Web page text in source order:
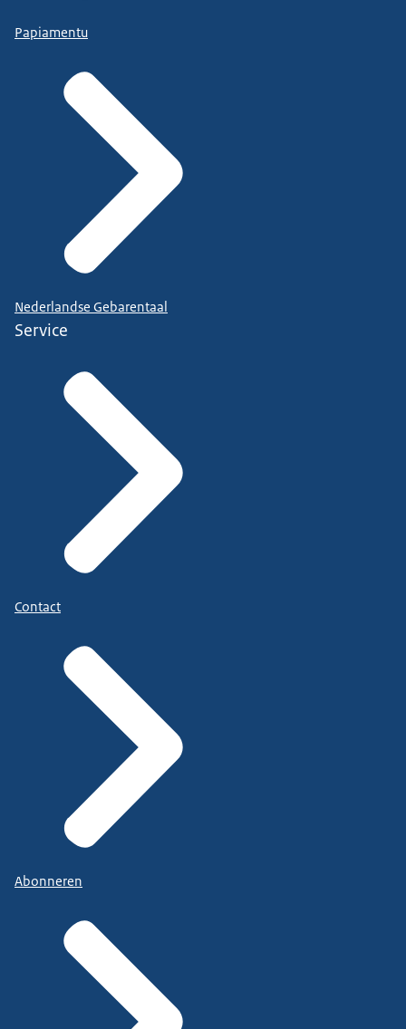
Papiamentu
Nederlandse Gebarentaal
Service
Contact
Abonneren